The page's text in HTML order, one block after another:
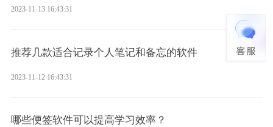
2023-11-13 16:43:31
推荐几款适合记录个人笔记和备忘的软件
2023-11-12 16:43:31
哪些便签软件可以提高学习效率？